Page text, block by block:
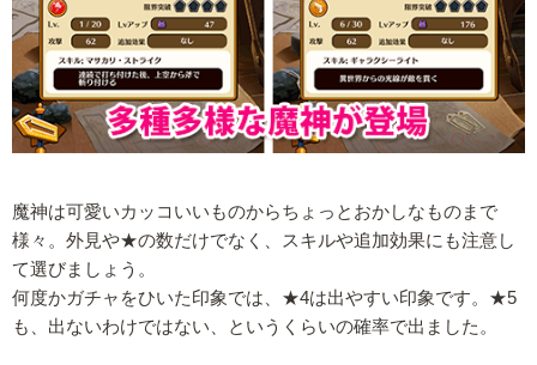
魔神は可愛いカッコいいものからちょっとおかしなものまで
様々。外見や★の数だけでなく、スキルや追加効果にも注意し
て選びましょう。
何度かガチャをひいた印象では、★4は出やすい印象です。★5
も、出ないわけではない、というくらいの確率で出ました。